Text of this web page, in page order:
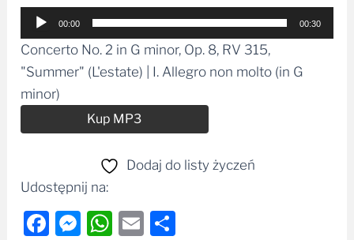
Odtwarzacz
plików
00:00 00:30
Concerto No. 2 in G minor, Op. 8, RV 315,
"Summer" (L'estate) | I. Allegro non molto (in G
minor)
Kup MP3
Dodaj do listy życzeń
Udostępnij na:
Facebook
Messenger
WhatsApp
Email